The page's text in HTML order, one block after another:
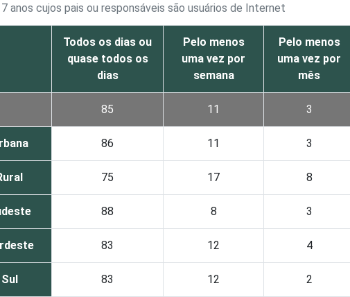
anos cujos pais ou responsáveis são usuários de Internet
Todos os dias ou
quase todos os
dias
Pelo menos
uma vez por
semana
Pelo menos
uma vez por
mês
85 11 3
86 11 3
75 17 8
88 8 3
83 12 4
Sul 83 12 2